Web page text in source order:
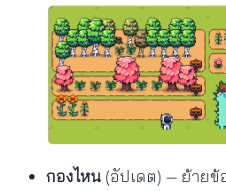
กองไหน (อัปเดต) — ย้ายข้